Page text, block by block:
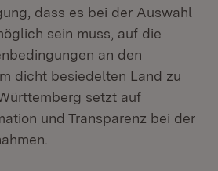
dass es bei der Auswahl
sein muss, auf die
an den
dicht besiedelten Land zu
setzt auf
und Transparenz bei der